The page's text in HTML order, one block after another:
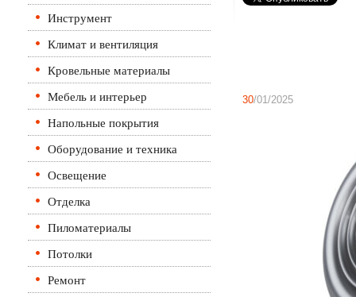
Инструмент
Климат и вентиляция
Кровельные материалы
Мебель и интерьер
Напольные покрытия
Оборудование и техника
Освещение
Отделка
Пиломатериалы
Потолки
Ремонт
30/01/2025